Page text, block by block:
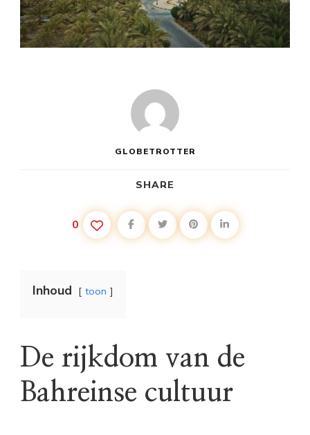
GLOBETROTTER
SHARE
0
Inhoud toon
De rijkdom van de
Bahreinse cultuur